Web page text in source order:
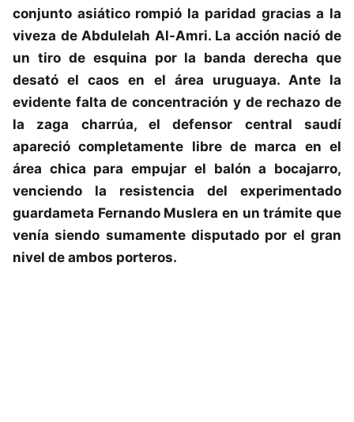
conjunto asiático rompió la paridad gracias a la
viveza de Abdulelah Al-Amri. La acción nació de
un tiro de esquina por la banda derecha que
desató el caos en el área uruguaya. Ante la
evidente falta de concentración y de rechazo de
la zaga charrúa, el defensor central saudí
apareció completamente libre de marca en el
área chica para empujar el balón a bocajarro,
venciendo la resistencia del experimentado
guardameta Fernando Muslera en un trámite que
venía siendo sumamente disputado por el gran
nivel de ambos porteros.